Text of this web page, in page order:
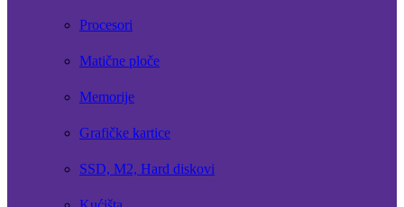
Procesori
Matične ploče
Memorije
Grafičke kartice
SSD, M2, Hard diskovi